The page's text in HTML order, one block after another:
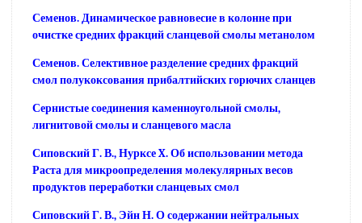
Семенов. Динамическое равновесие в колонне при
очистке средних фракций сланцевой смолы метанолом
Семенов. Селективное разделение средних фракций
смол полукоксования прибалтийских горючих сланцев
Сернистые соединения каменноугольной смолы,
лигнитовой смолы и сланцевого масла
Сиповский Г. В., Нурксе X. Об использовании метода
Раста для микроопределения молекулярных весов
продуктов переработки сланцевых смол
Сиповский Г. В., Эйн Н. О содержании нейтральных